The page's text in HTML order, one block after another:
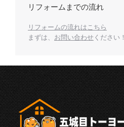
リフォームまでの流れ
リフォームの流れはこちら
まずは、 お問い合わせ ください！